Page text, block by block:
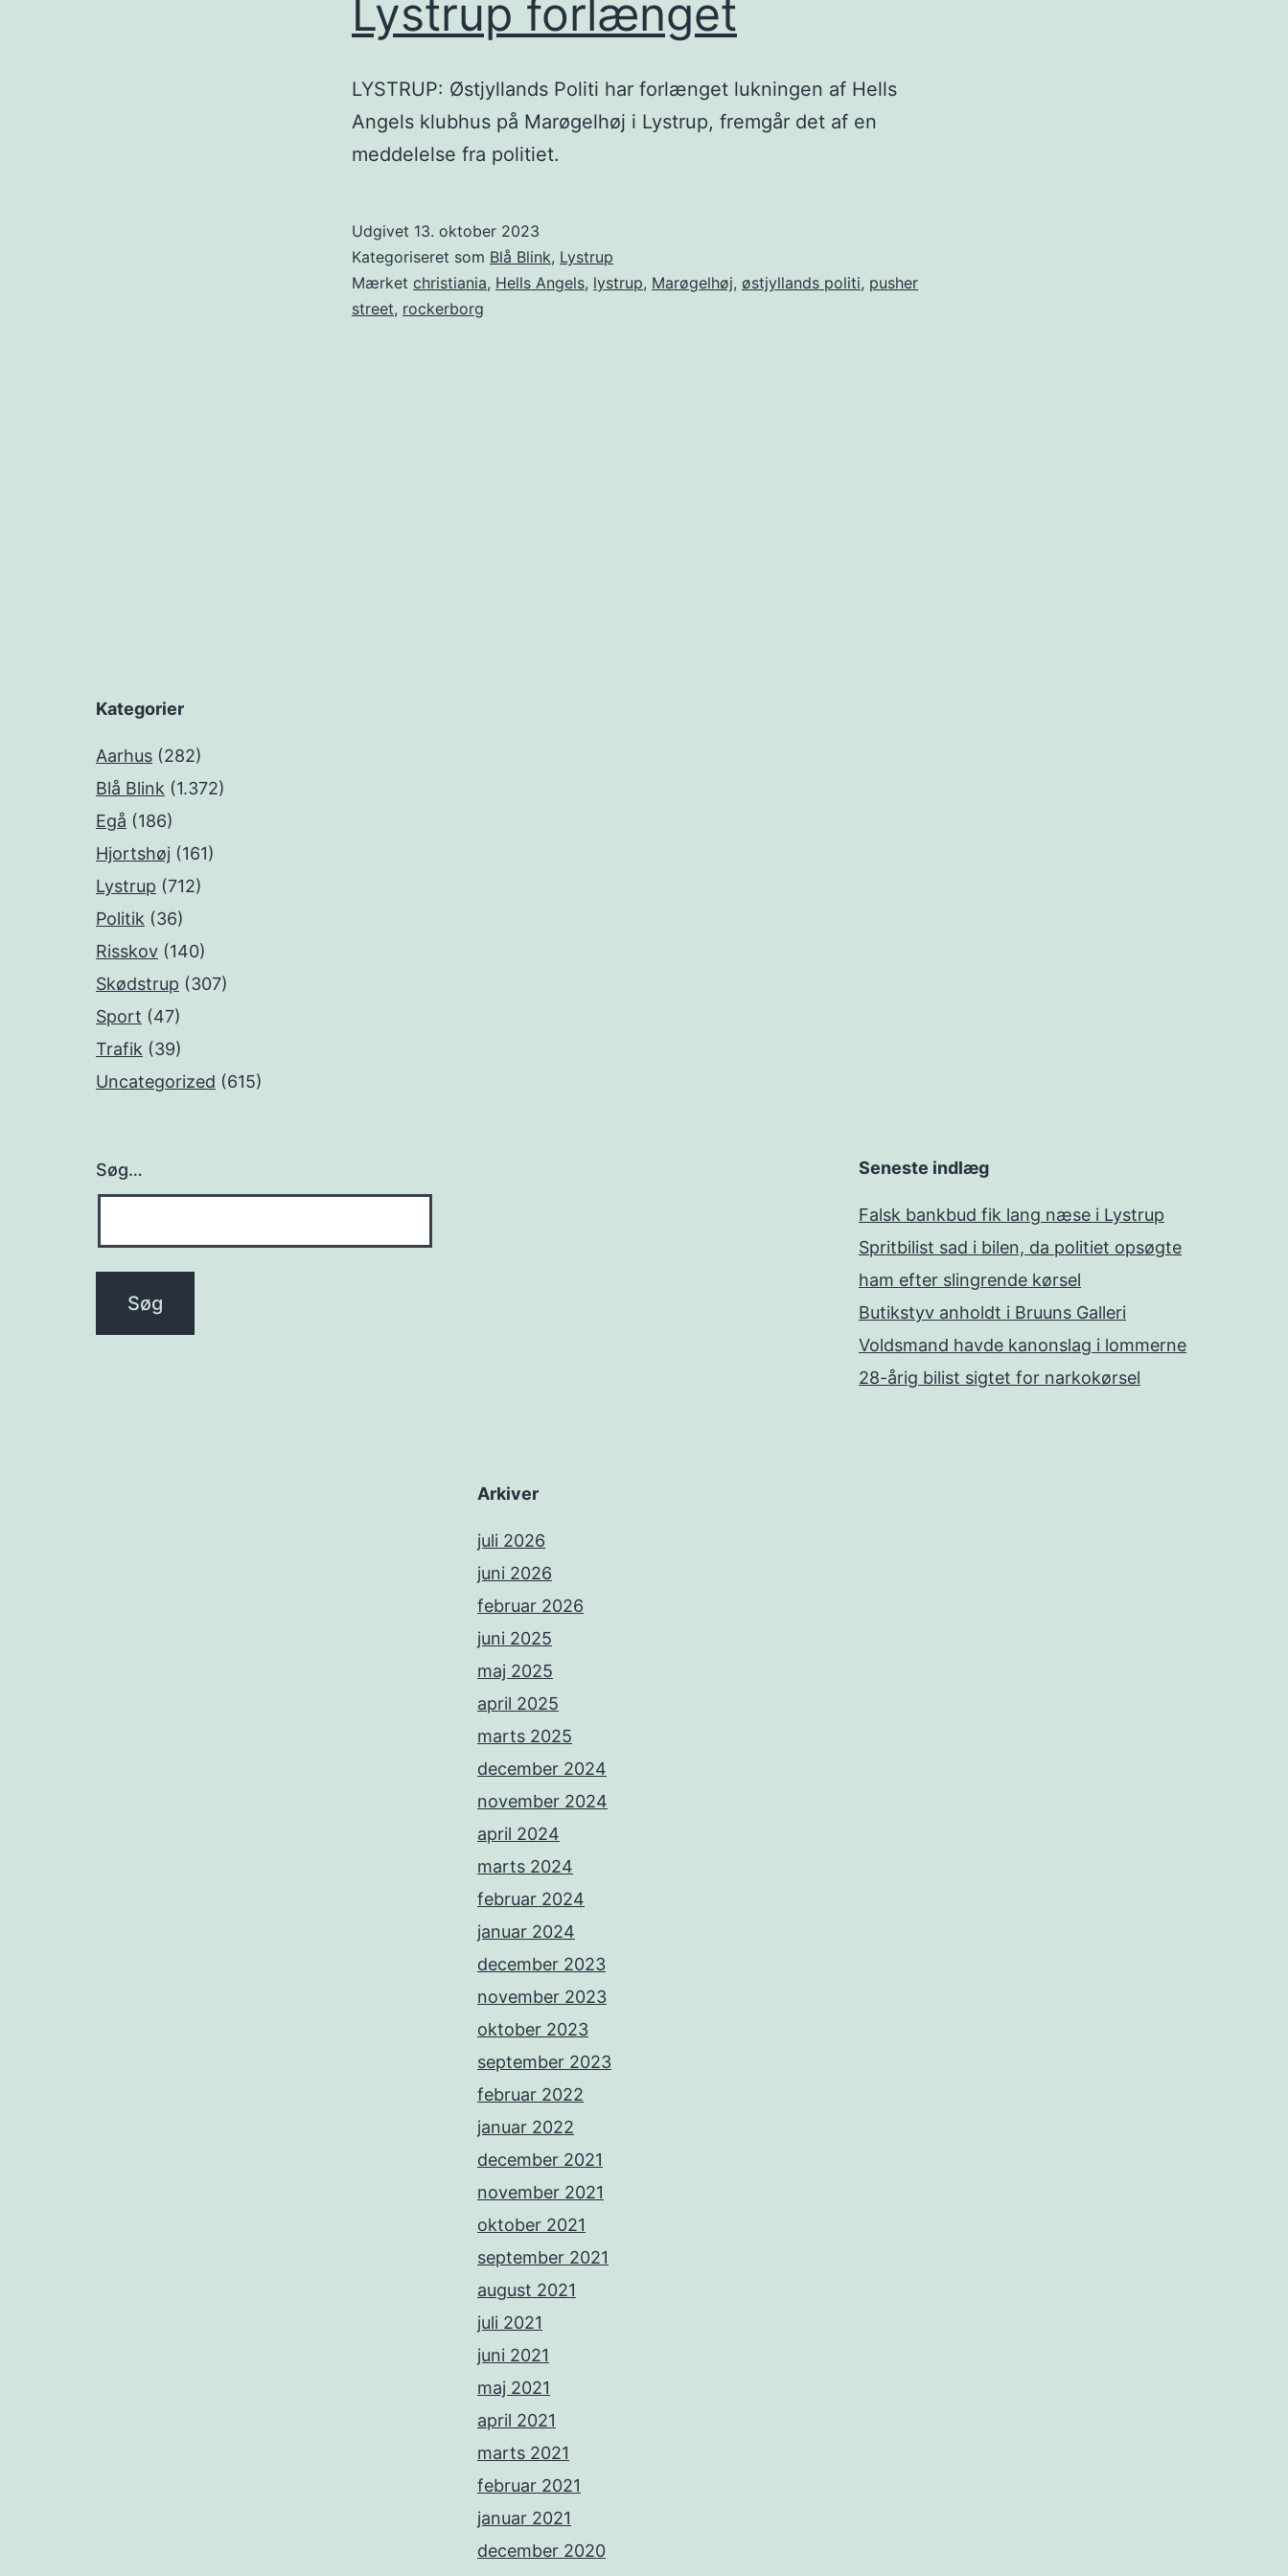
Lystrup forlænget
LYSTRUP: Østjyllands Politi har forlænget lukningen af Hells
Angels klubhus på Marøgelhøj i Lystrup, fremgår det af en
meddelelse fra politiet.
Udgivet 13. oktober 2023
Kategoriseret som Blå Blink, Lystrup
Mærket christiania, Hells Angels, lystrup, Marøgelhøj, østjyllands politi, pusher
street, rockerborg
Kategorier
Aarhus (282)
Blå Blink (1.372)
Egå (186)
Hjortshøj (161)
Lystrup (712)
Politik (36)
Risskov (140)
Skødstrup (307)
Sport (47)
Trafik (39)
Uncategorized (615)
Søg… Seneste indlæg
Falsk bankbud fik lang næse i Lystrup
Spritbilist sad i bilen, da politiet opsøgte
ham efter slingrende kørsel
Butikstyv anholdt i Bruuns Galleri
Voldsmand havde kanonslag i lommerne
28-årig bilist sigtet for narkokørsel
Arkiver
juli 2026
juni 2026
februar 2026
juni 2025
maj 2025
april 2025
marts 2025
december 2024
november 2024
april 2024
marts 2024
februar 2024
januar 2024
december 2023
november 2023
oktober 2023
september 2023
februar 2022
januar 2022
december 2021
november 2021
oktober 2021
september 2021
august 2021
juli 2021
juni 2021
maj 2021
april 2021
marts 2021
februar 2021
januar 2021
december 2020